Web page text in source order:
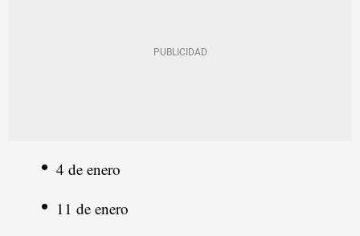
4 de enero
11 de enero